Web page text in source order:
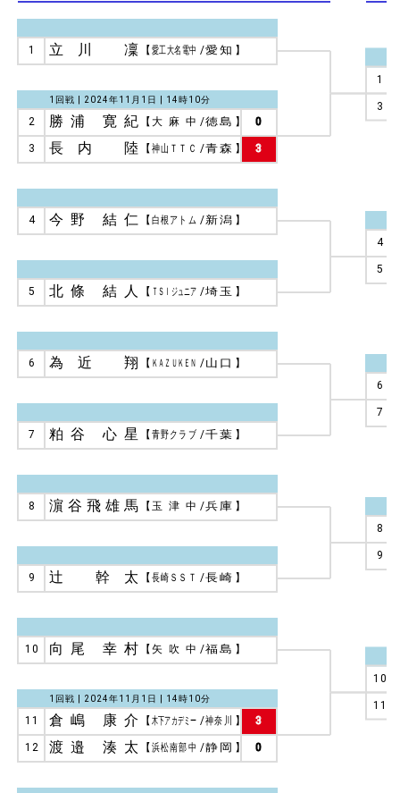
1
3
4
5
6
7
8
9
10
11
1 立川 凜 【 愛工大名電中 /愛知 】
1回戦 | 2024年11月1日 | 14時10分
0
2 勝浦 寛紀 【 大麻中 /徳島 】
3
3 長内 陸 【 神山ＴＴＣ /青森 】
4 今野 結仁 【 白根アトム /新潟 】
5 北條 結人 【 ＴＳＩジュニア /埼玉 】
6 為近 翔 【 ＫＡＺＵＫＥＮ /山口 】
7 粕谷 心星 【 青野クラブ /千葉 】
8 濵谷飛雄馬 【 玉津中 /兵庫 】
9 辻 幹太 【 長崎ＳＳＴ /長崎 】
10 向尾 幸村 【 矢吹中 /福島 】
1回戦 | 2024年11月1日 | 14時10分
3
11 倉嶋 康介 【 木下アカデミー /神奈川 】
0
12 渡邉 湊太 【 浜松南部中 /静岡 】